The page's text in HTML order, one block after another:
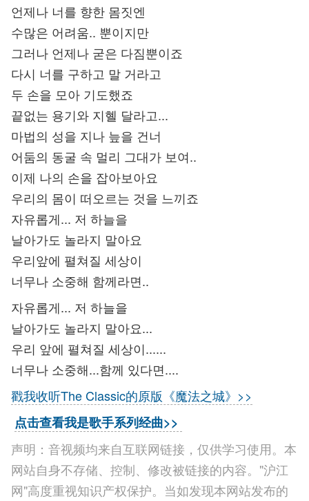
언제나 너를 향한 몸짓엔
수많은 어려움.. 뿐이지만
그러나 언제나 굳은 다짐뿐이죠
다시 너를 구하고 말 거라고
두 손을 모아 기도했죠
끝없는 용기와 지혤 달라고...
마법의 성을 지나 늪을 건너
어둠의 동굴 속 멀리 그대가 보여..
이제 나의 손을 잡아보아요
우리의 몸이 떠오르는 것을 느끼죠
자유롭게... 저 하늘을
날아가도 놀라지 말아요
우리앞에 펼쳐질 세상이
너무나 소중해 함께라면..
자유롭게... 저 하늘을
날아가도 놀라지 말아요...
우리 앞에 펼쳐질 세상이......
너무나 소중해...함께 있다면....
戳我收听The Classic的原版《魔法之城》>>
点击查看我是歌手系列经曲>>
声明：音视频均来自互联网链接，仅供学习使用。本
网站自身不存储、控制、修改被链接的内容。"沪江
网"高度重视知识产权保护。当如发现本网站发布的